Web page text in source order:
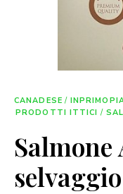
CANADESE /
PRODOTTI ITTICI /